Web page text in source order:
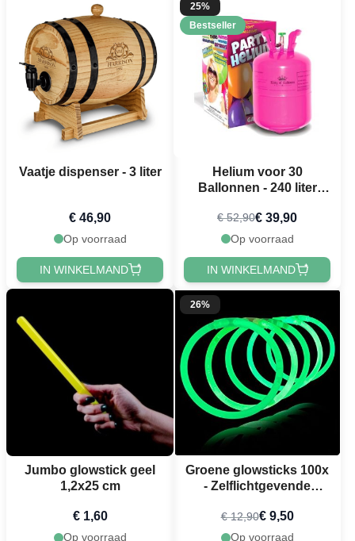
Vaatje dispenser - 3 liter
€ 46,90
Op voorraad
IN WINKELMAND
25%
Bestseller
Helium voor 30
Ballonnen - 240 liter
€ 52,90€ 39,90
Op voorraad
IN WINKELMAND
Jumbo glowstick geel
1,2x25 cm
€ 1,60
Op voorraad
26%
Groene glowsticks 100x
- Zelflichtgevende
€ 12,90€ 9,50
Op voorraad